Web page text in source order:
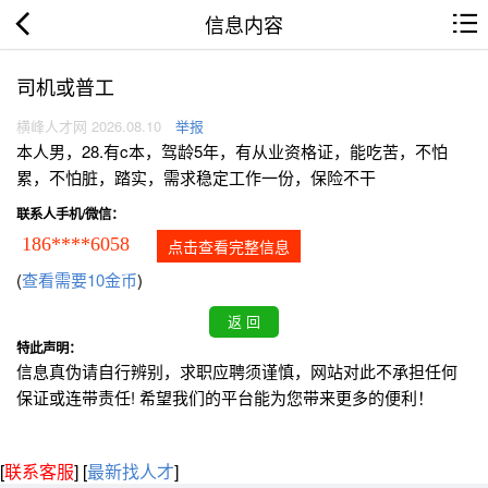
信息内容
司机或普工
横峰人才网 2026.08.10 举报
本人男，28.有c本，驾龄5年，有从业资格证，能吃苦，不怕
累，不怕脏，踏实，需求稳定工作一份，保险不干
联系人手机/微信：
186****6058 点击查看完整信息
(查看需要10金币)
特此声明：
信息真伪请自行辨别，求职应聘须谨慎，网站对此不承担任何
保证或连带责任! 希望我们的平台能为您带来更多的便利！
[联系客服] [最新找人才]